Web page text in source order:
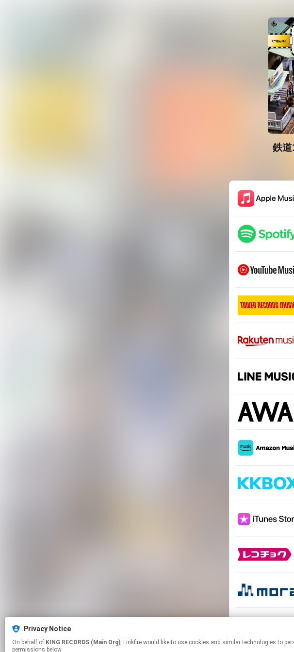
鉄
Privacy Notice
On behalf of KING RECORDS (Main Org), Linkfire would like to use cookies and similar technologies to personalize your experiences on our sites and to advertise on other sites. For more information and additional choices click manage
permissions below.